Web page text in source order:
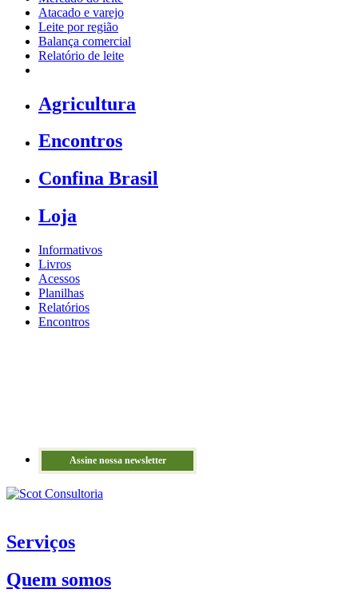
Atacado e varejo
Leite por região
Balança comercial
Relatório de leite
Agricultura
Encontros
Confina Brasil
Loja
Informativos
Livros
Acessos
Planilhas
Relatórios
Encontros
Assine nossa newsletter
Serviços
Quem somos